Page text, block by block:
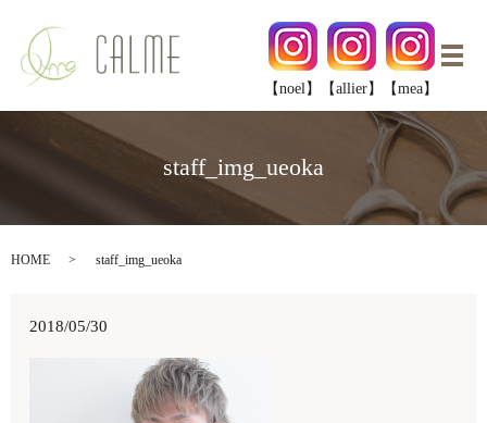
メ
【noel】
【allier】 【mea】
staff_img_ueoka
HOME staff_img_ueoka
2018/05/30